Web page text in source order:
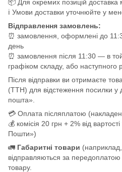
📦 Для окремих позицій доставка
ℹ️ Умови доставки уточнюйте у
Відправлення замовлень:
⏰ замовлення, оформлені до
день
⏰ замовлення після 11:30 — в
графіком складу, або наступного
Після відправки ви отримаєте
(ТТН) для відстеження посилки у
пошта».
💳 Оплата післяплатою
💰 комісія 20 грн + 2% від
Пошти»)
🚛 Габаритні товари
відправляються за передоплатою
товару.